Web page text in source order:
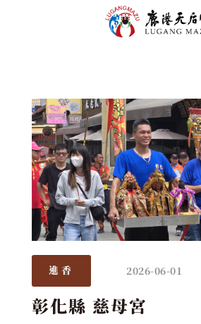
進香 2026-06-01
彰化縣 慈母宮